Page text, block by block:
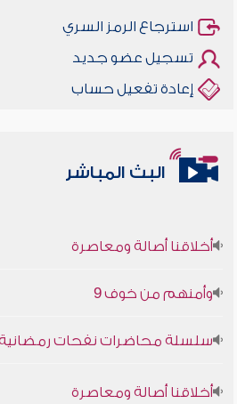
استرجاع الرمز السري
تسجيل عضو جديد
إعادة تفعيل حساب
البث المباشر
أخلاقنا أصالة ومعاصرة
وأمنهم من خوف 9
سلسلة محاضرات نفحات رمضانية 1444هـ
أخلاقنا أصالة ومعاصرة